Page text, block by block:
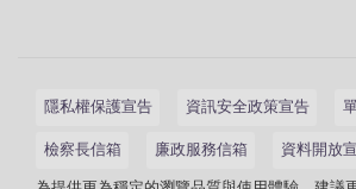
隱私權保護宣告 資訊安全政策宣告
檢察長信箱 廉政服務信箱 資料開放